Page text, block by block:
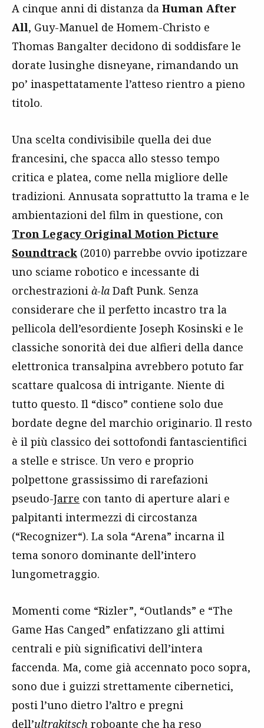
A cinque anni di distanza da Human After
All, Guy-Manuel de Homem-Christo e
Thomas Bangalter decidono di soddisfare le
dorate lusinghe disneyane, rimandando un
po’ inaspettatamente l’atteso rientro a pieno
titolo.
Una scelta condivisibile quella dei due
francesini, che spacca allo stesso tempo
critica e platea, come nella migliore delle
tradizioni. Annusata soprattutto la trama e le
ambientazioni del film in questione, con
Tron Legacy Original Motion Picture
Soundtrack (2010) parrebbe ovvio ipotizzare
uno sciame robotico e incessante di
orchestrazioni à-la Daft Punk. Senza
considerare che il perfetto incastro tra la
pellicola dell’esordiente Joseph Kosinski e le
classiche sonorità dei due alfieri della dance
elettronica transalpina avrebbero potuto far
scattare qualcosa di intrigante. Niente di
tutto questo. Il “disco” contiene solo due
bordate degne del marchio originario. Il resto
è il più classico dei sottofondi fantascientifici
a stelle e strisce. Un vero e proprio
polpettone grassissimo di rarefazioni
pseudo-Jarre con tanto di aperture alari e
palpitanti intermezzi di circostanza
(“Recognizer“). La sola “Arena” incarna il
tema sonoro dominante dell’intero
lungometraggio.
Momenti come “Rizler”, “Outlands” e “The
Game Has Canged” enfatizzano gli attimi
centrali e più significativi dell’intera
faccenda. Ma, come già accennato poco sopra,
sono due i guizzi strettamente cibernetici,
posti l’uno dietro l’altro e pregni
dell’ultrakitsch roboante che ha reso